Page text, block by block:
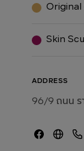
Original
Skin
ADDRESS
96/9 ถนน ร